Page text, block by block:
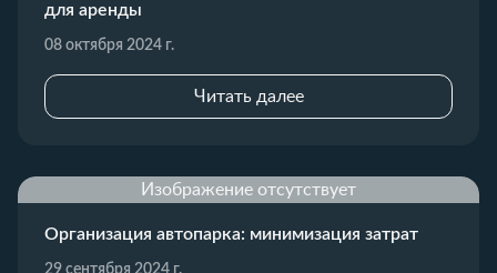
для аренды
08 октября 2024 г.
Читать далее
Изображение отсутствует
Организация автопарка: минимизация затрат
29 сентября 2024 г.